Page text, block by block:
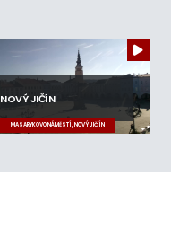
NOVÝ JIČÍN
MASARYKOVO NÁMĚSTÍ, NOVÝ JIČÍN